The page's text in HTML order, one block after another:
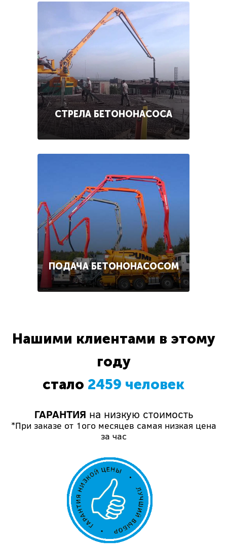
СТРЕЛА БЕТОНОНАСОСА
ПОДАЧА БЕТОНОНАСОСОМ
Нашими клиентами в этому
году
стало 2459 человек
ГАРАНТИЯ на низкую стоимость
*При заказе от 1ого месяцев самая низкая цена
за час